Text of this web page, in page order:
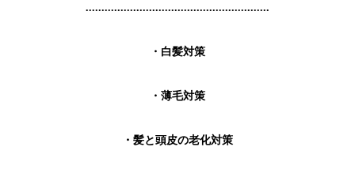
..........................................................
・白髪対策
・薄毛対策
・髪と頭皮の老化対策